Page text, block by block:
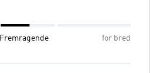
Fremragende for bred